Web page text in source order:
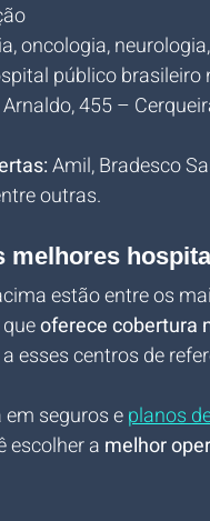
oncologia,
público brasileiro
455 –
Amil, Bradesco
outras.
melhores
estão entre os
oferece cobertura
esses centros de
seguros e planos
escolher a melhor